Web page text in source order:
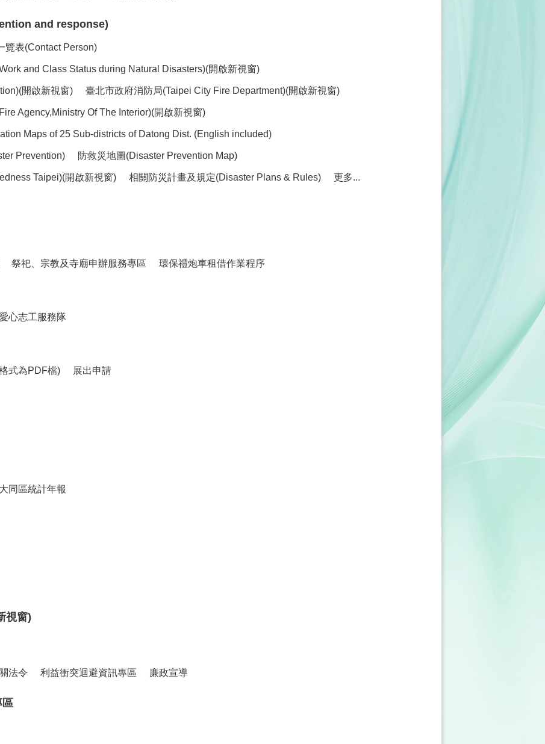
and response)
覽表(Contact Person)
and Class Status during Natural Disasters)(開啟新視窗)
開啟新視窗) 臺北市政府消防局(Taipei City Fire Department)(開啟新視窗)
Agency,Ministry Of The Interior)(開啟新視窗)
Maps of 25 Sub-districts of Datong Dist. (English included)
Prevention) 防救災地圖(Disaster Prevention Map)
Taipei)(開啟新視窗) 相關防災計畫及規定(Disaster Plans & Rules) 更多...
祭祀、宗教及寺廟申辦服務專區 環保禮炮車租借作業程序
心志工服務隊
式為PDF檔) 展出申請
同區統計年報
視窗)
法令 利益衝突迴避資訊專區 廉政宣導
區